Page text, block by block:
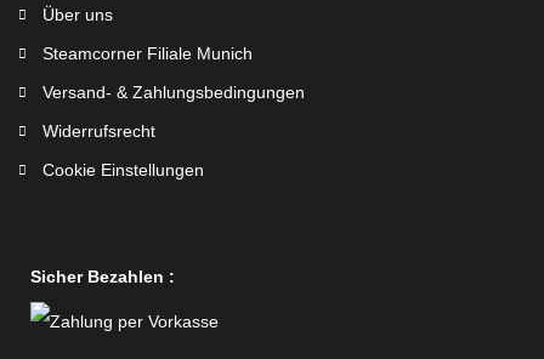
Über uns
Steamcorner Filiale Munich
Versand- & Zahlungsbedingungen
Widerrufsrecht
Cookie Einstellungen
Sicher Bezahlen :